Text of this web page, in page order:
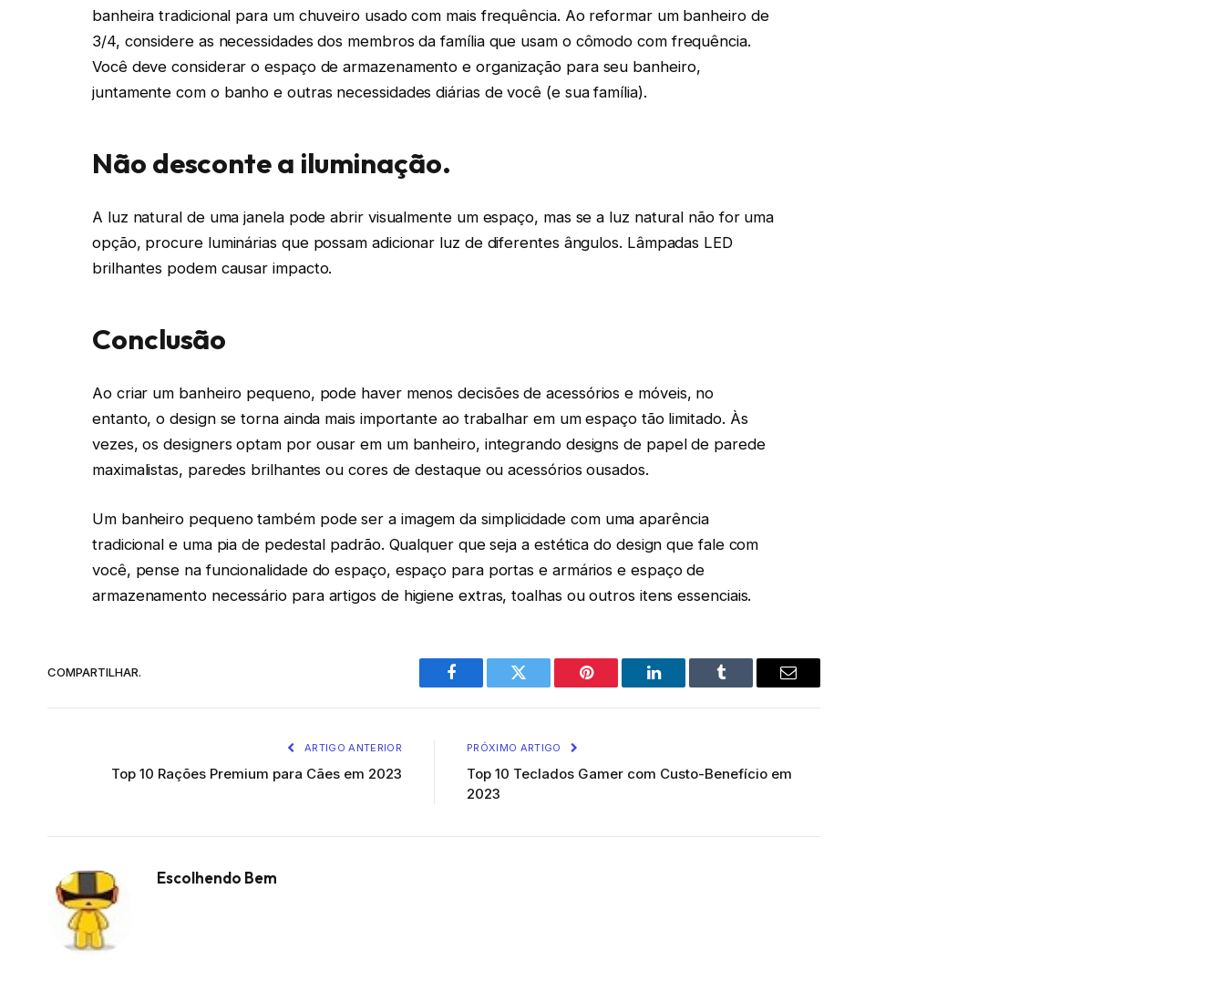
banheira tradicional para um chuveiro usado com mais frequência. Ao reformar um banheiro de
3/4, considere as necessidades dos membros da família que usam o cômodo com frequência.
Você deve considerar o espaço de armazenamento e organização para seu banheiro,
juntamente com o banho e outras necessidades diárias de você (e sua família).
Não desconte a iluminação.
A luz natural de uma janela pode abrir visualmente um espaço, mas se a luz natural não for uma
opção, procure luminárias que possam adicionar luz de diferentes ângulos. Lâmpadas LED
brilhantes podem causar impacto.
Conclusão
Ao criar um banheiro pequeno, pode haver menos decisões de acessórios e móveis, no
entanto, o design se torna ainda mais importante ao trabalhar em um espaço tão limitado. Às
vezes, os designers optam por ousar em um banheiro, integrando designs de papel de parede
maximalistas, paredes brilhantes ou cores de destaque ou acessórios ousados.
Um banheiro pequeno também pode ser a imagem da simplicidade com uma aparência
tradicional e uma pia de pedestal padrão. Qualquer que seja a estética do design que fale com
você, pense na funcionalidade do espaço, espaço para portas e armários e espaço de
armazenamento necessário para artigos de higiene extras, toalhas ou outros itens essenciais.
COMPARTILHAR.
Facebook Twitter Pinterest
O
Tumblr
E-
ARTIGO ANTERIOR
Top 10 Rações Premium para Cães em 2023
PRÓXIMO ARTIGO
Top 10 Teclados Gamer com Custo-Benefício em
2023
Escolhendo Bem